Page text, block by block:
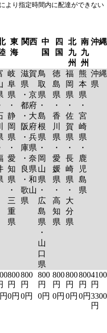
より指定時間内に配達ができない
東
海
関西 中
国
四
国
北
九
州
南
九
州
沖縄
岐
阜
県
・
静
岡
県
・
愛
知
県
・
三
重
県
滋賀
県
・京
都府
・大
阪府
・兵
庫県
・奈
良県
・和
歌山
県
鳥
取
県
・
島
根
県
・
岡
山
県
・
広
島
県
・
山
口
県
徳
島
県
・
香
川
県
・
愛
媛
県
・
高
知
県
福
岡
県
・
佐
賀
県
・
長
崎
県
・
大
分
県
熊
本
県
・
宮
崎
県
・
鹿
児
島
県
沖縄
県
800
円
800
円
800
円
800
円
800
円
800
円
4100
円
0円 0円 0円 0円 0円 0円3300
円